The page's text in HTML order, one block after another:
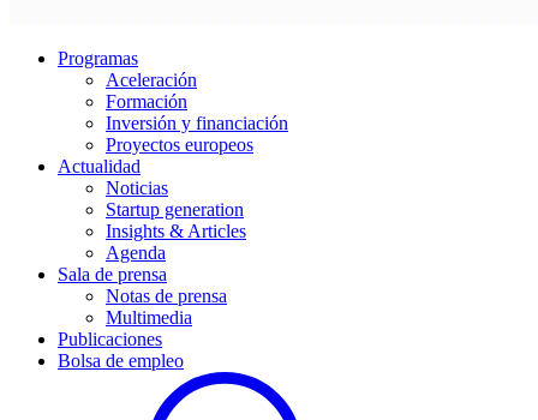
Programas
Aceleración
Formación
Inversión y financiación
Proyectos europeos
Actualidad
Noticias
Startup generation
Insights & Articles
Agenda
Sala de prensa
Notas de prensa
Multimedia
Publicaciones
Bolsa de empleo